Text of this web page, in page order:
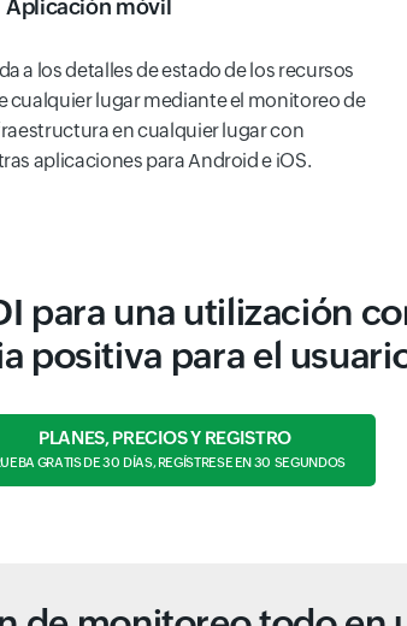
Aplicación móvil
a los detalles de estado de los recursos
cualquier lugar mediante el monitoreo de
en cualquier lugar con
aplicaciones para Android e iOS.
para una utilización
positiva para el
PLANES, PRECIOS Y REGISTRO
GRATIS DE 30 DÍAS, REGÍSTRESE EN 30 SEGUNDOS